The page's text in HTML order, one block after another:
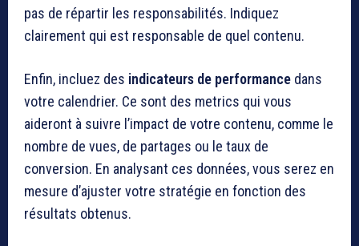
pas de répartir les responsabilités. Indiquez
clairement qui est responsable de quel contenu.
Enfin, incluez des indicateurs de performance dans
votre calendrier. Ce sont des metrics qui vous
aideront à suivre l’impact de votre contenu, comme le
nombre de vues, de partages ou le taux de
conversion. En analysant ces données, vous serez en
mesure d’ajuster votre stratégie en fonction des
résultats obtenus.